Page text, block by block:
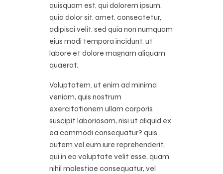
quisquam est, qui dolorem ipsum,
quia dolor sit, amet, consectetur,
adipisci velit, sed quia non numquam
eius modi tempora incidunt, ut
labore et dolore magnam aliquam
quaerat.
Voluptatem. ut enim ad minima
veniam, quis nostrum
exercitationem ullam corporis
suscipit laboriosam, nisi ut aliquid ex
ea commodi consequatur? quis
autem vel eum iure reprehenderit,
qui in ea voluptate velit esse, quam
nihil molestiae consequatur, vel